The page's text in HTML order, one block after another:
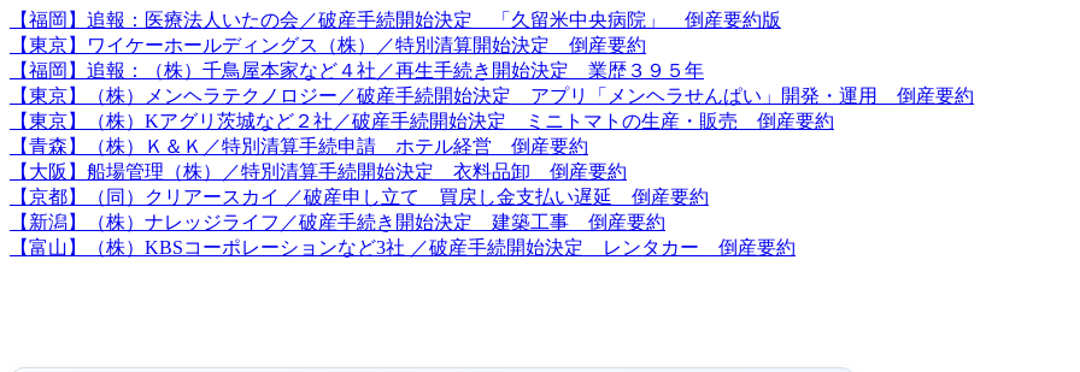
【福岡】追報：医療法人いたの会／破産手続開始決定 「久留米中央病院」 倒産要約版
【東京】ワイケーホールディングス（株）／特別清算開始決定 倒産要約
【福岡】追報：（株）千鳥屋本家など４社／再生手続き開始決定 業歴３９５年
【東京】（株）メンヘラテクノロジー／破産手続開始決定 アプリ「メンヘラせんぱい」開発・運用 倒産要約
【東京】（株）Kアグリ茨城など２社／破産手続開始決定 ミニトマトの生産・販売 倒産要約
【青森】（株）Ｋ＆Ｋ／特別清算手続申請 ホテル経営 倒産要約
【大阪】船場管理（株）／特別清算手続開始決定 衣料品卸 倒産要約
【京都】（同）クリアースカイ ／破産申し立て 買戻し金支払い遅延 倒産要約
【新潟】（株）ナレッジライフ／破産手続き開始決定 建築工事 倒産要約
【富山】（株）KBSコーポレーションなど3社 ／破産手続開始決定 レンタカー 倒産要約